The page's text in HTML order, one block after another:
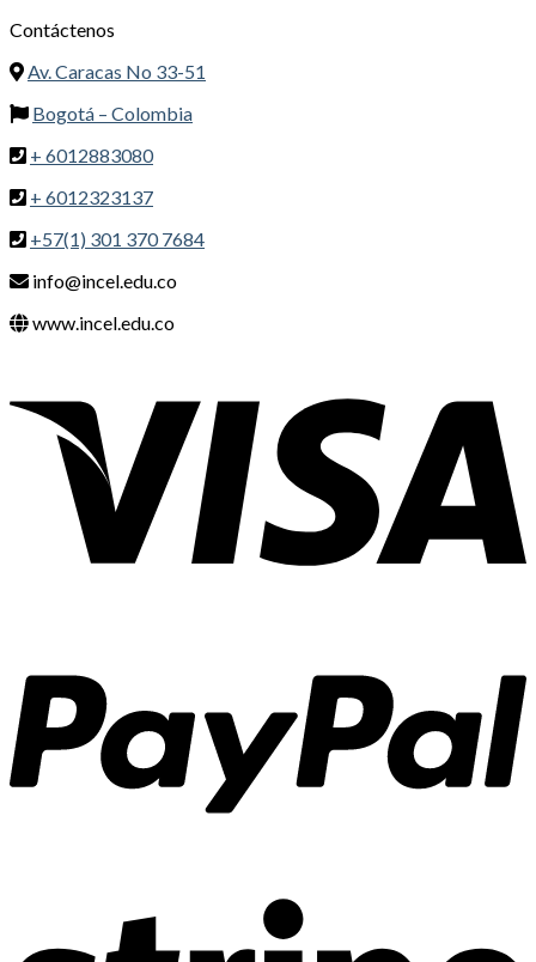
Contáctenos
Av. Caracas No 33-51
Bogotá – Colombia
+ 6012883080
+ 6012323137
+57(1) 301 370 7684
info@incel.edu.co
www.incel.edu.co